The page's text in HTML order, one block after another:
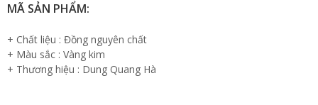
MÃ SẢN PHẨM:
+ Chất liệu : Đồng nguyên chất
+ Màu sắc : Vàng kim
+ Thương hiệu : Dung Quang Hà